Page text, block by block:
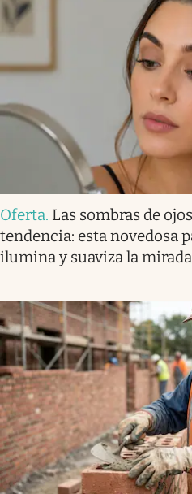
Oferta. Las sombras de
tendencia: esta novedosa
ilumina y suaviza la mirada